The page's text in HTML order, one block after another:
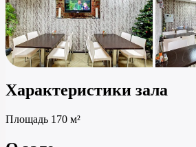
Характеристики зала
Площадь 170 м²